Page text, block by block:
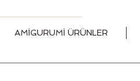
AMİGURUMİ ÜRÜNLER